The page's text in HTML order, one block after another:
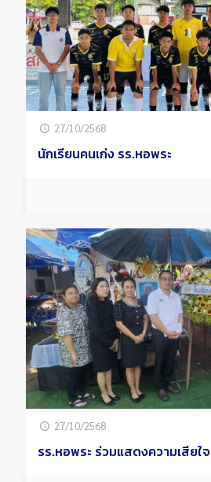
27/10/2568
นักเรียนคนเก่ง รร.หอพระ
27/10/2568
รร.หอพระ ร่วมแสดงความเสียใจ